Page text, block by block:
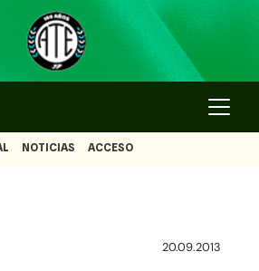
NOTICIAS ACCESO
20.09.2013